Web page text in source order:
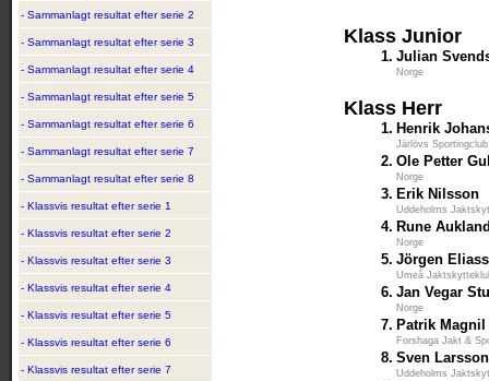
- Sammanlagt resultat efter serie 2
- Sammanlagt resultat efter serie 3
- Sammanlagt resultat efter serie 4
- Sammanlagt resultat efter serie 5
- Sammanlagt resultat efter serie 6
- Sammanlagt resultat efter serie 7
- Sammanlagt resultat efter serie 8
- Klassvis resultat efter serie 1
- Klassvis resultat efter serie 2
- Klassvis resultat efter serie 3
- Klassvis resultat efter serie 4
- Klassvis resultat efter serie 5
- Klassvis resultat efter serie 6
- Klassvis resultat efter serie 7
Klass Junior
1. Julian
Norge
Klass Herr
1. Henrik
Järlövs Sportingclub
2. Ole Petter
Norge
3. Erik Nilsson
Uddeholms
4. Rune
Norge
5. Jörgen
Umeå
6. Jan Vegar
Norge
7. Patrik Magnil
Forshaga Jakt &
8. Sven Larsson
Uddeholms